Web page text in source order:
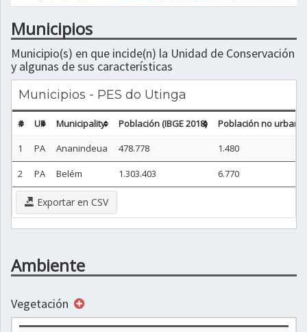
Municipios
Municipio(s) en que incide(n) la Unidad de Conservación
y algunas de sus características
Municipios - PES do Utinga
# UF Municipality Población (IBGE 2018)
Población no urbana
1
PA Ananindeua 478.778 1.480
2 PA Belém 1.303.403 6.770
Exportar en CSV
Ambiente
Vegetación